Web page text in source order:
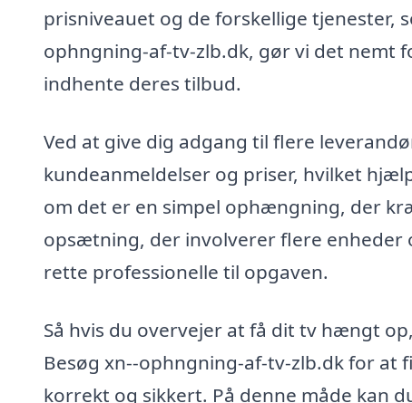
prisniveauet og de forskellige tjenester,
ophngning-af-tv-zlb.dk, gør vi det nemt
indhente deres tilbud.
Ved at give dig adgang til flere
kundeanmeldelser og priser, hvilket
om det er en simpel ophængning, der
opsætning, der involverer flere enheder
rette professionelle til opgaven.
Så hvis du overvejer at få dit tv hængt
Besøg xn--ophngning-af-tv-zlb.dk for
korrekt og sikkert. På denne måde kan